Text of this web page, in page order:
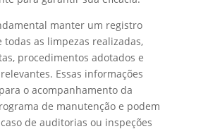
manter um registro
todas as limpezas realizadas,
procedimentos adotados e
Essas informações
o acompanhamento da
de manutenção e podem
de auditorias ou inspeções